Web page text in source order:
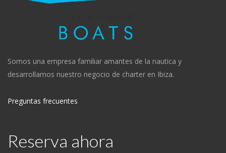
Somos una empresa familiar amantes de la nautica y
desarrollamos nuestro negocio de charter en Ibiza.
Preguntas frecuentes
Reserva ahora